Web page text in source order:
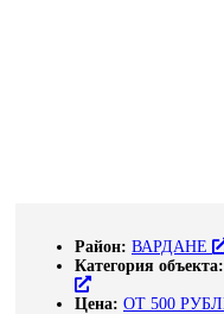
Район: ВАРДАНЕ
Категория объекта:
Цена: ОТ 500